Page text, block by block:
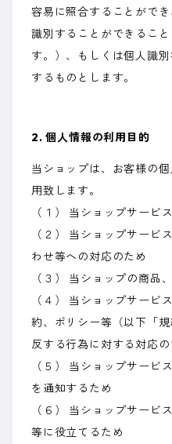
容易に照合することがで
識別することができるこ
す。）、もしくは個人識
するものとします。
2. 個人情報の利用目的
当ショップは、お客様の
用致します。
（１） 当ショップサービ
（２） 当ショップサービ
わせ等への対応のため
（３） 当ショップの商品
（４） 当ショップサービ
約、ポリシー等（以下「
反する行為に対する対応の
（５） 当ショップサービ
を通知するため
（６） 当ショップサービ
等に役立てるため